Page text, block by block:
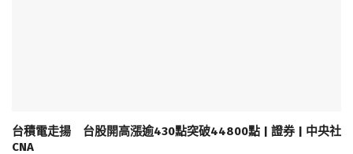
台積電走揚 台股開高漲逾430點突破44800點 | 證券 | 中央社
CNA